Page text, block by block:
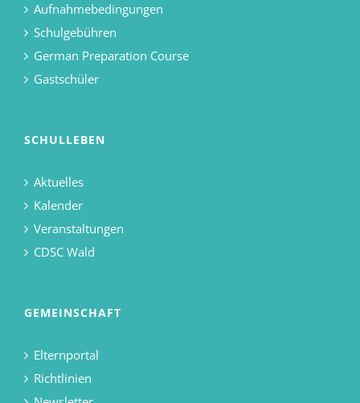
Aufnahmebedingungen
Schulgebühren
German Preparation Course
Gastschüler
SCHULLEBEN
Aktuelles
Kalender
Veranstaltungen
CDSC Wald
GEMEINSCHAFT
Elternportal
Richtlinien